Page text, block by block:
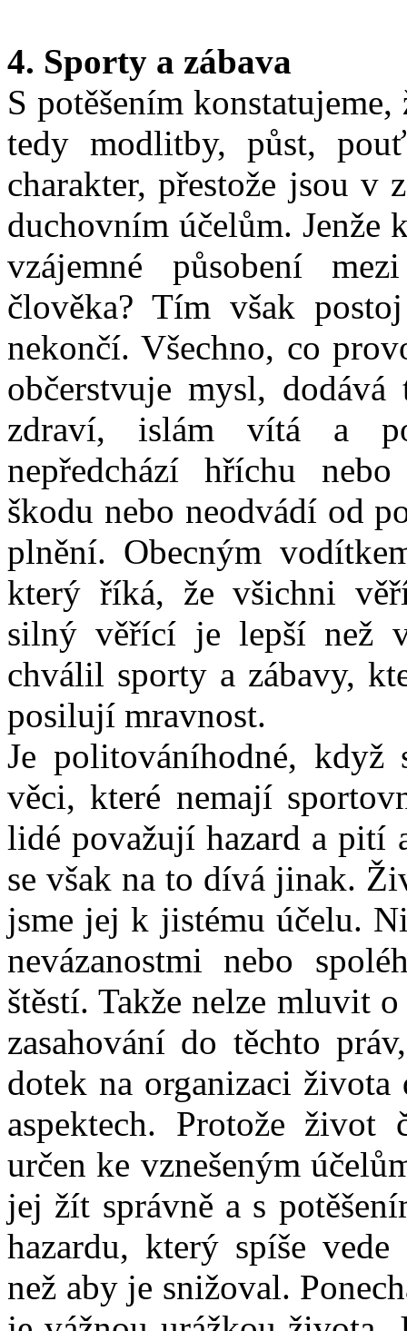
4. Sporty a zábava
S potěšením
tedy modlitby, půst,
charakter, přestože jsou v
duchovním účelům. Jenže
vzájemné působení
člověka? Tím však
nekončí. Všechno, co
občerstvuje mysl,
zdraví, islám vítá a
nepředchází hříchu
škodu nebo neodvádí od
plnění. Obecným
který říká, že všichni
silný věřící je lepší než
chválil sporty a zábavy,
posilují mravnost.
Je politováníhodné, když
věci, které nemají
lidé považují hazard a pití
se však na to dívá jinak.
jsme jej k jistému účelu.
nevázanostmi nebo
štěstí. Takže nelze mluvit
zasahování do těchto
dotek na organizaci
aspektech. Protože
určen ke vznešeným
jej žít správně a s
hazardu, který spíše
než aby je snižoval.